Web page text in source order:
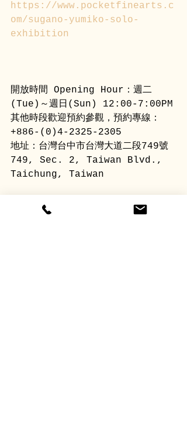
https://www.pocketfinearts.c
om/sugano-yumiko-solo-
exhibition
開放時間 Opening Hour：週二
(Tue)～週日(Sun) 12:00-7:00PM
其他時段歡迎預約參觀，預約專線：
+886-(0)4-2325-2305
地址：台灣台中市台灣大道二段749號
749, Sec. 2, Taiwan Blvd.,
Taichung, Taiwan
artcollector oilpainting